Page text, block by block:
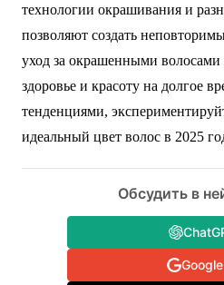
технологии окрашивания и
позволяют создать
уход за окрашенными
здоровье и красоту на долгое
тенденциями,
идеальный цвет волос в 2025
Обсудить в